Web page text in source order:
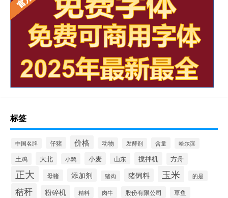
标签
中国名牌 仔猪 价格 动物 发酵剂 含量 哈尔滨
土鸡 大北 小鸡 小麦 山东 搅拌机 方舟
正大 母猪 添加剂 猪肉 猪饲料 玉米 的是
秸秆 粉碎机 精料 肉牛 股份有限公司 草鱼